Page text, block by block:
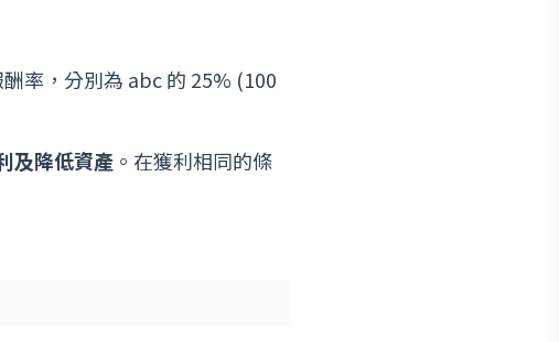
率，分別為 abc 的 25% (100
及降低資產 。在獲利相同的條